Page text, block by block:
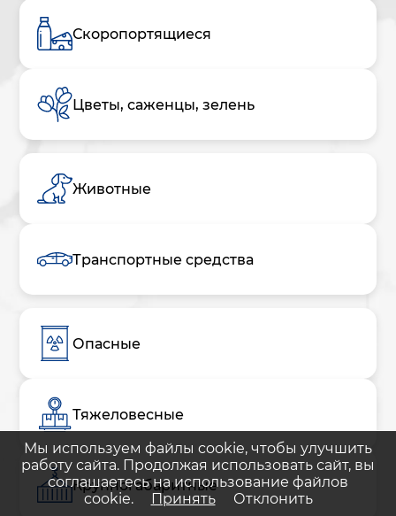
Скоропортящиеся
Цветы, саженцы, зелень
Животные
Транспортные средства
Опасные
Тяжеловесные
Крупногабаритные
Мы используем файлы cookie, чтобы улучшить
работу сайта. Продолжая использовать сайт, вы
соглашаетесь на использование файлов
cookie.
Принять Отклонить